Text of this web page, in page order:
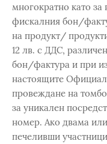
многократно като за
фискалния бон/
на продукт/
12 лв. с ДДС,
бон/фактура и при
настоящите
провеждане на
за уникален
номер. Ако двама
печеливши